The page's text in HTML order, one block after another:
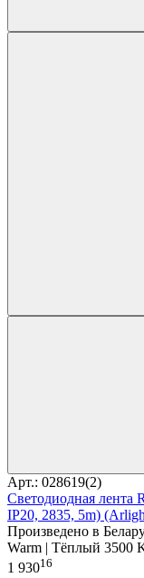
Арт.: 028619(2)
Светодиодная лента
IP20, 2835, 5m)
Произведено в
Warm | Тёплый 3500
1 93016